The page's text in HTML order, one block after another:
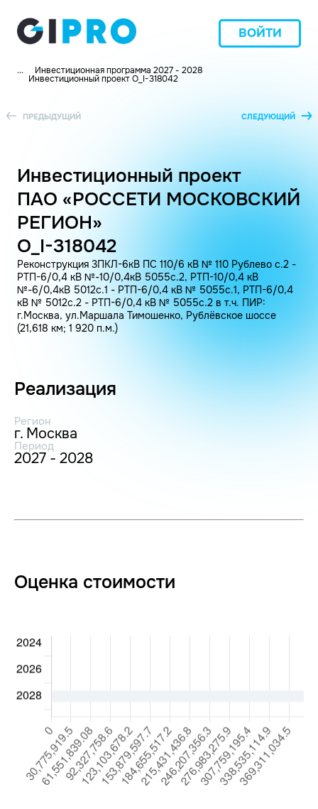
ВОЙТИ
... Инвестиционная программа 2027 - 2028
Инвестиционный проект O_I-318042
ПРЕДЫДУЩИЙ СЛЕДУЮЩИЙ
Инвестиционный проект
ПАО «РОССЕТИ МОСКОВСКИЙ
РЕГИОН»
O_I-318042
Реконструкция 3ПКЛ-6кВ ПС 110/6 кВ № 110 Рублево с.2 -
РТП-6/0,4 кВ №-10/0,4кВ 5055с.2, РТП-10/0,4 кВ
№-6/0,4кВ 5012с.1 - РТП-6/0,4 кВ № 5055с.1, РТП-6/0,4
кВ № 5012с.2 - РТП-6/0,4 кВ № 5055с.2 в т.ч. ПИР:
г.Москва, ул.Маршала Тимошенко, Рублёвское шоссе
(21,618 км; 1 920 п.м.)
Реализация
Регион
г. Москва
Период
2027 - 2028
Оценка стоимости